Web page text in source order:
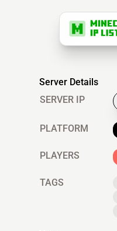
Server Details
SERVER IP
PLATFORM
PLAYERS
TAGS